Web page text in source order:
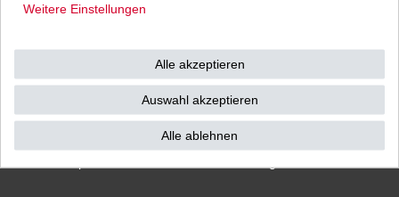
Ab einem Warenwert von
vereinbaren!
)
Weitere Einstellungen
Alle akzeptieren
Auswahl akzeptieren
Alle ablehnen